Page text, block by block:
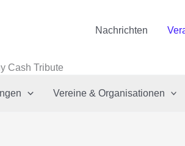
Nachrichten
Cash Tribute
Vereine & Organisationen